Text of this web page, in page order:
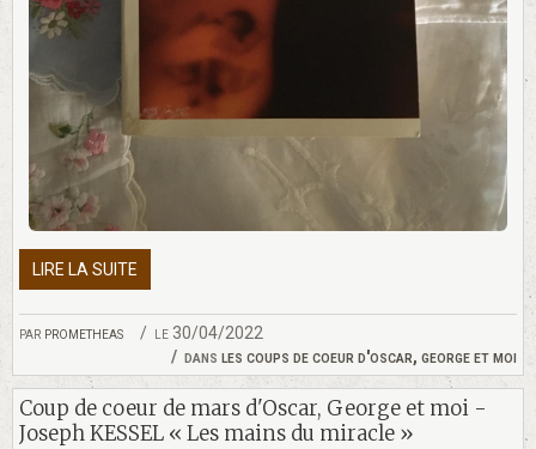
par prometheas
le 30/04/2022
dans les coups de coeur d'oscar, george et moi
LIRE LA SUITE
Coup de coeur de mars d'Oscar, George et moi -
Joseph KESSEL « Les mains du miracle »